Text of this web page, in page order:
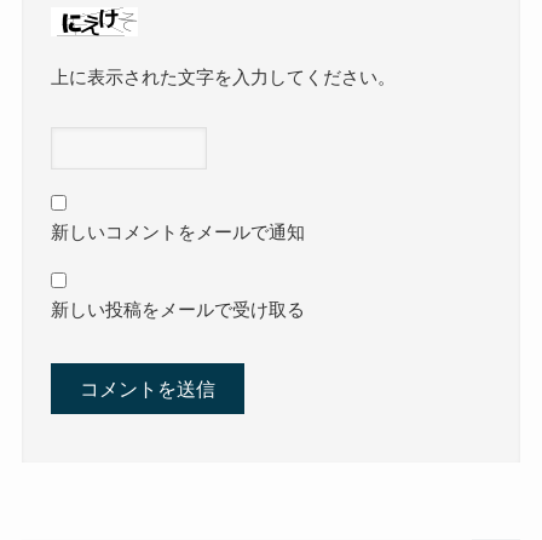
上に表示された文字を入力してください。
新しいコメントをメールで通知
新しい投稿をメールで受け取る